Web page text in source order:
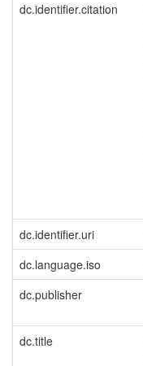
dc.identifier.citation
dc.identifier.uri
dc.language.iso
dc.publisher
dc.title